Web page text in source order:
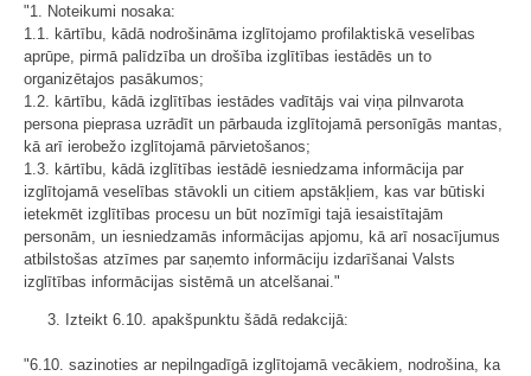
"1. Noteikumi nosaka:
1.1. kārtību, kādā nodrošināma izglītojamo profilaktiskā veselības
aprūpe, pirmā palīdzība un drošība izglītības iestādēs un to
organizētajos pasākumos;
1.2. kārtību, kādā izglītības iestādes vadītājs vai viņa pilnvarota
persona pieprasa uzrādīt un pārbauda izglītojamā personīgās mantas,
kā arī ierobežo izglītojamā pārvietošanos;
1.3. kārtību, kādā izglītības iestādē iesniedzama informācija par
izglītojamā veselības stāvokli un citiem apstākļiem, kas var būtiski
ietekmēt izglītības procesu un būt nozīmīgi tajā iesaistītajām
personām, un iesniedzamās informācijas apjomu, kā arī nosacījumus
atbilstošas atzīmes par saņemto informāciju izdarīšanai Valsts
izglītības informācijas sistēmā un atcelšanai."
3. Izteikt 6.10. apakšpunktu šādā redakcijā:
"6.10. sazinoties ar nepilngadīgā izglītojamā vecākiem, nodrošina, ka